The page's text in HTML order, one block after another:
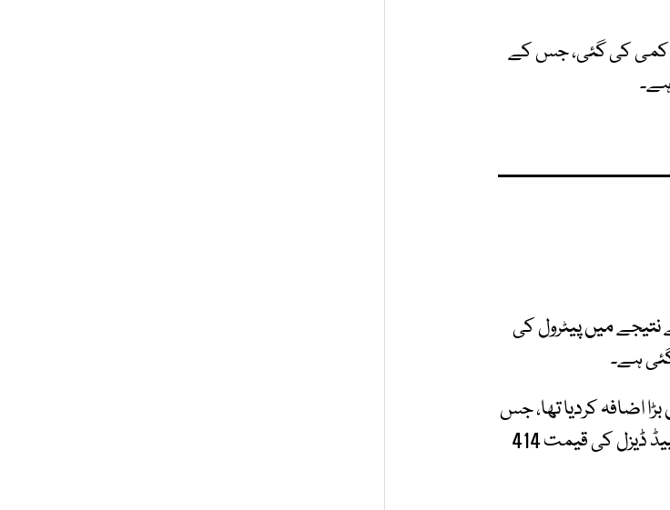
ڈیزل کی فی لیٹر قیمت میں 5 روپے کی کمی کی گئی، جس کے
ہے، جس کے نتیجے میں پیٹرول کی
اضافہ کردیا تھا، جس
کے باعث پیٹرول کی فی لیٹر قیمت بڑھ کر 414 روپے 78 پیسے اور ہائی اسپیڈ ڈیزل کی قیمت 414